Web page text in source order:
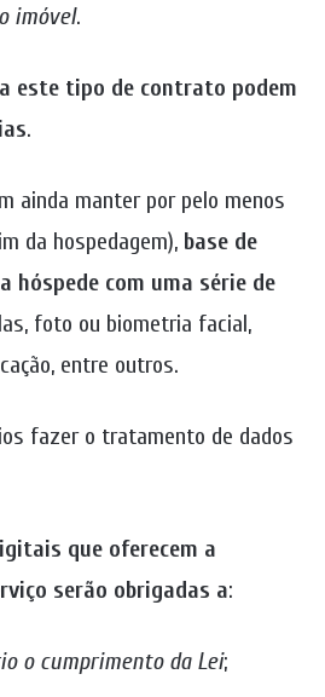
imóvel.
este tipo de contrato podem
.
ainda manter por pelo menos
da hospedagem), base de
hóspede com uma série de
foto ou biometria facial,
entre outros.
fazer o tratamento de dados
que oferecem a
serão obrigadas a:
o cumprimento da Lei;